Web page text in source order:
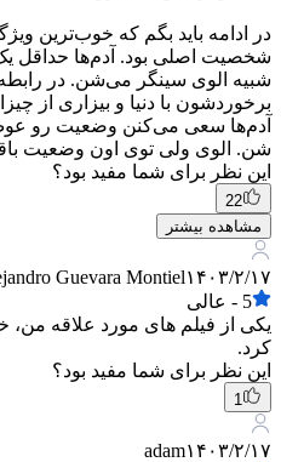
در ادامه باید بگم که خوب‌ترین
شخصیت اصلی بود. آدم‌ها حداقل
شبیه الوی سینگر می‌شن. در
برخوردشون با دنیا و بیزاری از
آدم‌ها سعی می‌کنن وضعیت رو
شن. الوی ولی توی اون وضعیت
این نظر برای شما مفید بود؟
22
مشاهده بیشتر
Guevara Montiel۱۴۰۳/۲/۱۷
5
- عالی
یکی از فیلم های مورد علاقه من،
کرد.
این نظر برای شما مفید بود؟
1
adam۱۴۰۳/۲/۱۷